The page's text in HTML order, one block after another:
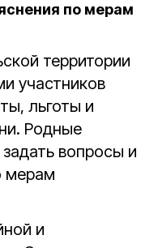
по мерам
территории
участников
льготы и
Родные
вопросы и
мерам
и